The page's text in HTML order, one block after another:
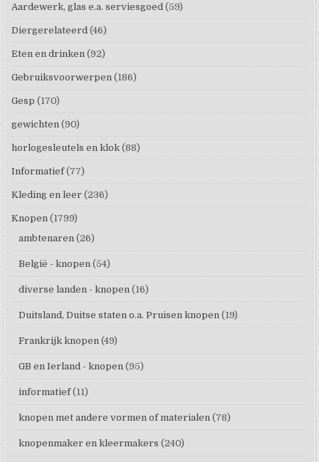
Aardewerk, glas e.a. serviesgoed (59)
Diergerelateerd (46)
Eten en drinken (92)
Gebruiksvoorwerpen (186)
Gesp (170)
gewichten (90)
horlogesleutels en klok (88)
Informatief (77)
Kleding en leer (236)
Knopen (1799)
ambtenaren (26)
België - knopen (54)
diverse landen - knopen (16)
Duitsland, Duitse staten o.a. Pruisen knopen (19)
Frankrijk knopen (49)
GB en Ierland - knopen (95)
informatief (11)
knopen met andere vormen of materialen (78)
knopenmaker en kleermakers (240)